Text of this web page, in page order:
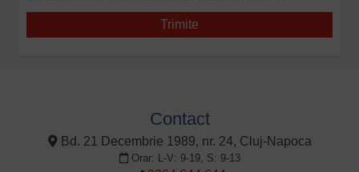
Contact
Bd. 21 Decembrie 1989, nr. 24, Cluj-Napoca
Orar: L-V: 9-19, S: 9-13